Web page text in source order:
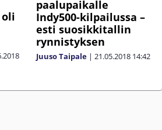
oli
paalupaikalle
Indy500-kilpailussa –
esti suosikkitallin
rynnistyksen
Juuso Taipale | 21.05.2018 14:42